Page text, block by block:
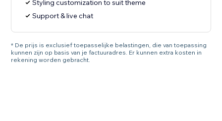
Styling customization to suit theme
Support & live chat
* De prijs is exclusief toepasselijke belastingen, die van toepassing
kunnen zijn op basis van je factuuradres. Er kunnen extra kosten in
rekening worden gebracht.